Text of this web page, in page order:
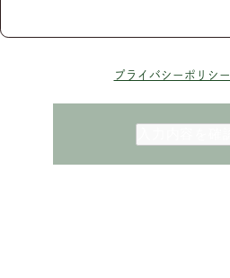
プライバシーポリシー